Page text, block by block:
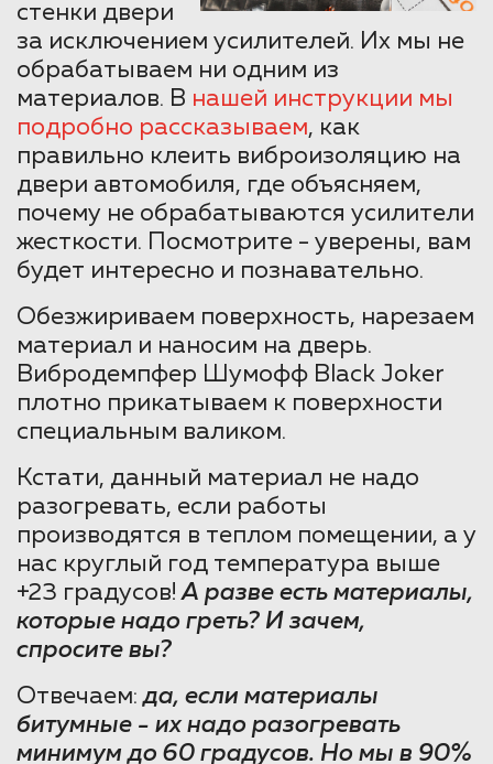
стенки двери
за исключением усилителей. Их мы не
обрабатываем ни одним из
материалов. В нашей инструкции мы
подробно рассказываем, как
правильно клеить виброизоляцию на
двери автомобиля, где объясняем,
почему не обрабатываются усилители
жесткости. Посмотрите - уверены, вам
будет интересно и познавательно.
Обезжириваем поверхность, нарезаем
материал и наносим на дверь.
Вибродемпфер Шумофф Black Joker
плотно прикатываем к поверхности
специальным валиком.
Кстати, данный материал не надо
разогревать, если работы
производятся в теплом помещении, а у
нас круглый год температура выше
+23 градусов!А разве есть материалы,
которые надо греть? И зачем,
спросите вы?
Отвечаем:да, если материалы
битумные - их надо разогревать
минимум до 60 градусов. Но мы в 90%